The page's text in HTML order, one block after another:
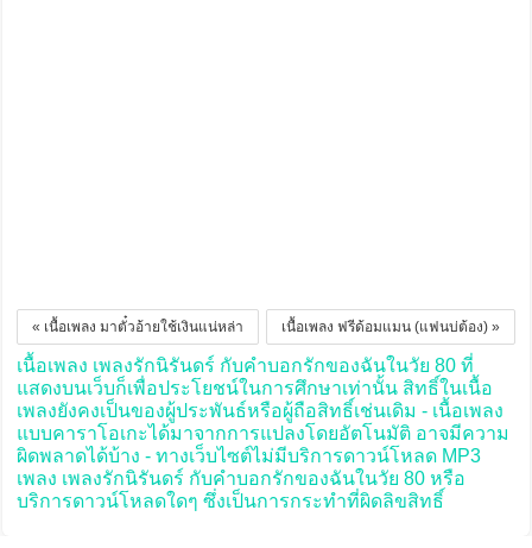
เนื้อเพลง ฟรีด้อมแมน (แฟนบ่ต้อง) »
« เนื้อเพลง มาตั๋วอ้ายใช้เงินแน่หล่า
เนื้อเพลง เพลงรักนิรันดร์ กับคำบอกรักของฉันในวัย 80 ที่
แสดงบนเว็บก็เพื่อประโยชน์ในการศึกษาเท่านั้น สิทธิ์ในเนื้อ
เพลงยังคงเป็นของผู้ประพันธ์หรือผู้ถือสิทธิ์เช่นเดิม - เนื้อเพลง
แบบคาราโอเกะได้มาจากการแปลงโดยอัตโนมัติ อาจมีความ
ผิดพลาดได้บ้าง - ทางเว็บไซต์ไม่มีบริการดาวน์โหลด MP3
เพลง เพลงรักนิรันดร์ กับคำบอกรักของฉันในวัย 80 หรือ
บริการดาวน์โหลดใดๆ ซึ่งเป็นการกระทำที่ผิดลิขสิทธิ์